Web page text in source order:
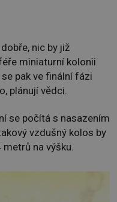
nic by již
miniaturní kolonii
pak ve finální fázi
plánují vědci.
se počítá s nasazením
vzdušný kolos by
na výšku.